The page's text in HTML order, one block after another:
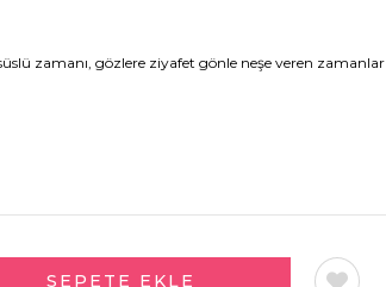
zamanı, gözlere ziyafet gönle neşe veren zamanlar